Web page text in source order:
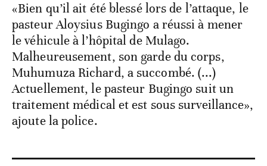
«Bien qu’il ait été blessé lors de l’attaque, le
pasteur Aloysius Bugingo a réussi à mener
le véhicule à l’hôpital de Mulago.
Malheureusement, son garde du corps,
Muhumuza Richard, a succombé. (...)
Actuellement, le pasteur Bugingo suit un
traitement médical et est sous surveillance»,
ajoute la police.